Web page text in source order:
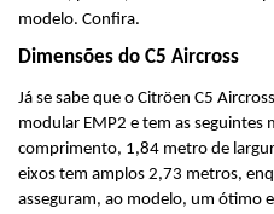
modelo. Confira.
Dimensões do C5 Aircross
Já se sabe que o Citröen C5
modular EMP2 e tem as seguintes
comprimento, 1,84 metro de
eixos tem amplos 2,73 metros,
asseguram, ao modelo, um ótimo